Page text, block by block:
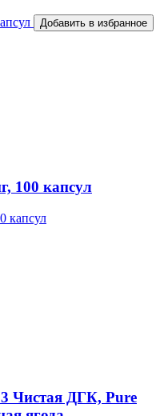
Добавить в избранное
100 капсул
Чистая ДГК, Pure